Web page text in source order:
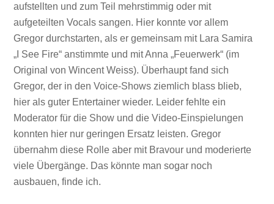
aufstellten und zum Teil mehrstimmig oder mit
aufgeteilten Vocals sangen. Hier konnte vor allem
Gregor durchstarten, als er gemeinsam mit Lara Samira
„I See Fire“ anstimmte und mit Anna „Feuerwerk“ (im
Original von Wincent Weiss). Überhaupt fand sich
Gregor, der in den Voice-Shows ziemlich blass blieb,
hier als guter Entertainer wieder. Leider fehlte ein
Moderator für die Show und die Video-Einspielungen
konnten hier nur geringen Ersatz leisten. Gregor
übernahm diese Rolle aber mit Bravour und moderierte
viele Übergänge. Das könnte man sogar noch
ausbauen, finde ich.